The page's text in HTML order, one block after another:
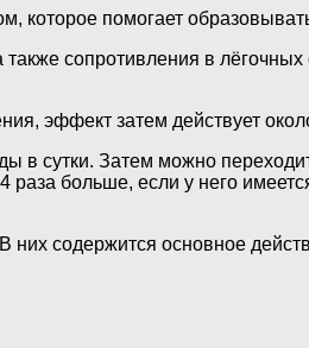
которое помогает
также сопротивления в
эффект затем действует
в сутки. Затем можно
раза больше, если у него
содержится основное